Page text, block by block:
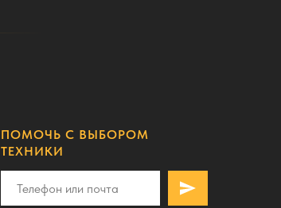
ПОМОЧЬ С ВЫБОРОМ
ТЕХНИКИ